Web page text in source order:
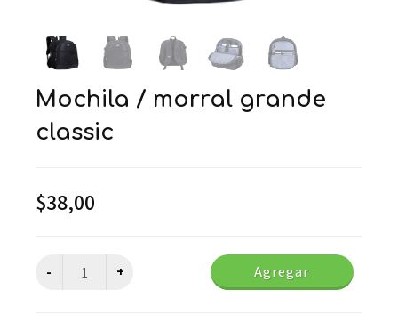
mochila / morral grande
classic
$38,00
Agregar